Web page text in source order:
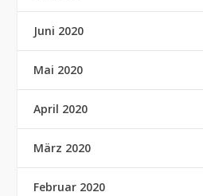
Juni 2020
Mai 2020
April 2020
März 2020
Februar 2020